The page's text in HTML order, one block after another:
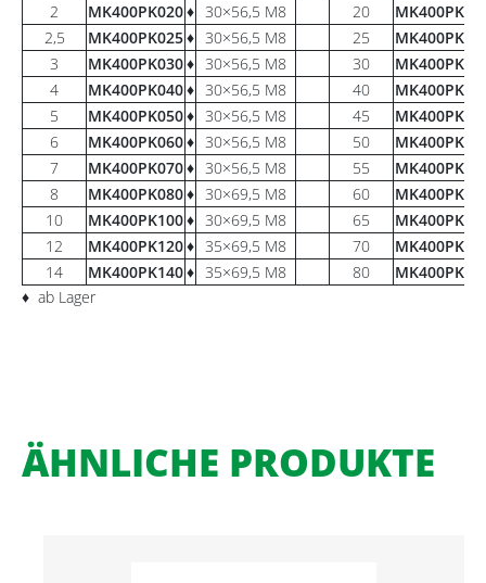
2
MK400PK020♦ 30×56,5 M8 20
2,5
MK400PK025♦ 30×56,5 M8 25
3
MK400PK030♦ 30×56,5 M8 30
4
MK400PK040♦ 30×56,5 M8 40
5
MK400PK050♦ 30×56,5 M8 45
6
MK400PK060♦ 30×56,5 M8 50
7
MK400PK070♦ 30×56,5 M8 55
8
MK400PK080♦ 30×69,5 M8 60
10
MK400PK100♦ 30×69,5 M8 65
12
MK400PK120♦ 35×69,5 M8 70
14
MK400PK140♦ 35×69,5 M8 80
♦ ab Lager
ÄHNLICHE PRODUKTE